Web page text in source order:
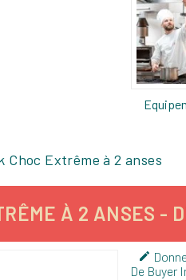
Choc Extrême à 2 anses
À 2 ANSES -

De Buyer